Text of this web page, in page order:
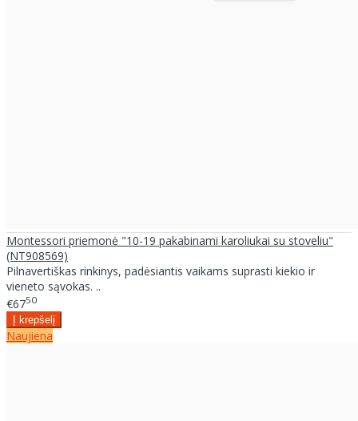
Montessori priemonė "10-19 pakabinami karoliukai su stoveliu"
(NT908569)
Pilnavertiškas rinkinys, padėsiantis vaikams suprasti kiekio ir
vieneto sąvokas. ..
€6750
Naujiena